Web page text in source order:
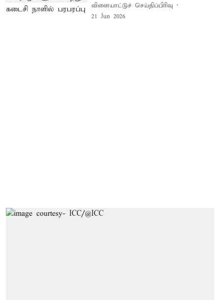
விளையாட்டுச் செய்திப்பிரிவு
21 Jun 2026